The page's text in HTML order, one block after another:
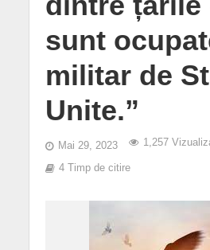
sunt
militar de
Unite.”
Mai 29, 2023 1,257
4 Timp de citire